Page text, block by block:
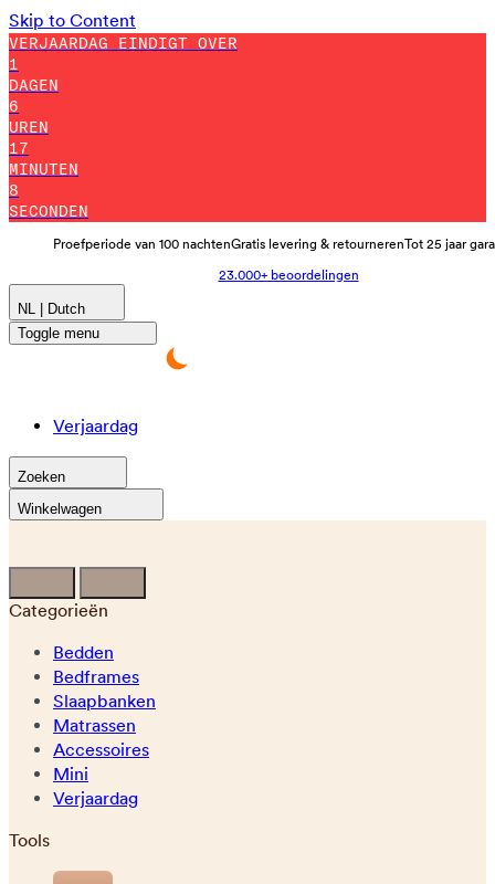
Skip to Content
VERJAARDAG EINDIGT OVER
1
DAGEN
6
UREN
16
MINUTEN
55
SECONDEN
Proefperiode van 100 nachtenGratis levering & retournerenTot 25 jaar
23.000+ beoordelingen
NL | Dutch
Toggle menu
Verjaardag
Zoeken
Winkelwagen
Categorieën
Bedden
Bedframes
Slaapbanken
Matrassen
Accessoires
Mini
Verjaardag
Tools